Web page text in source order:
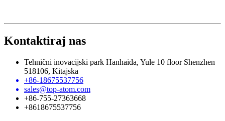
Kontaktiraj nas
Tehnični inovacijski park Hanhaida, Yule 10 floor Shenzhen
518106, Kitajska
+86-18675537756
sales@top-atom.com
+86-755-27363668
+8618675537756